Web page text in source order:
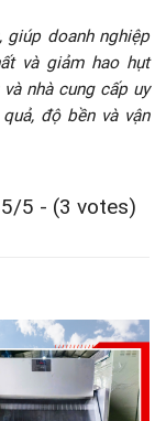
doanh nghiệp
và giảm hao hụt
nhà cung cấp uy
độ bền và vận
5/5 - (3 votes)